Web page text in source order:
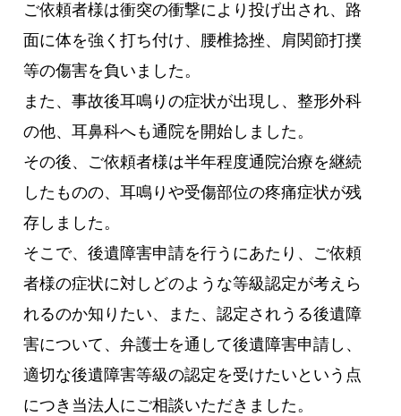
ご依頼者様は衝突の衝撃により投げ出され、路
面に体を強く打ち付け、腰椎捻挫、肩関節打撲
等の傷害を負いました。
また、事故後耳鳴りの症状が出現し、整形外科
の他、耳鼻科へも通院を開始しました。
その後、ご依頼者様は半年程度通院治療を継続
したものの、耳鳴りや受傷部位の疼痛症状が残
存しました。
そこで、後遺障害申請を行うにあたり、ご依頼
者様の症状に対しどのような等級認定が考えら
れるのか知りたい、また、認定されうる後遺障
害について、弁護士を通して後遺障害申請し、
適切な後遺障害等級の認定を受けたいという点
につき当法人にご相談いただきました。